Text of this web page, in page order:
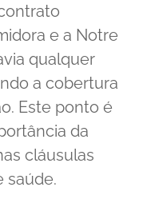
e a Notre
qualquer
a cobertura
Este ponto é
da
cláusulas
saúde.